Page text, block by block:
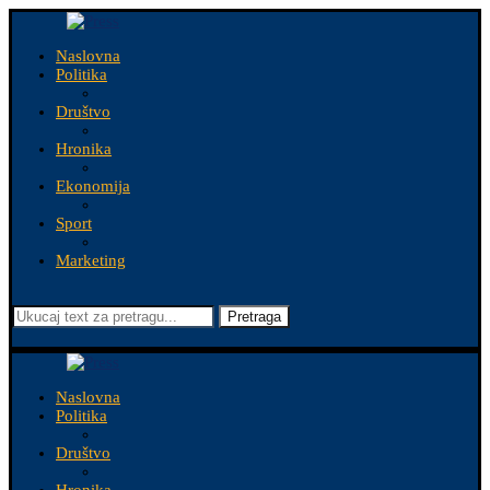
Naslovna
Politika
Društvo
Hronika
Ekonomija
Sport
Marketing
Pretraga
Naslovna
Politika
Društvo